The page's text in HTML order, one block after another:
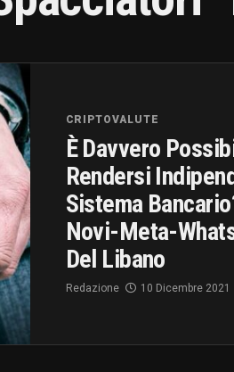
CRIPTOVALUTE
È Davvero
Rendersi
Sistema
Novi-Meta-
Del Libano
Redazione 10 Dicembre 2021